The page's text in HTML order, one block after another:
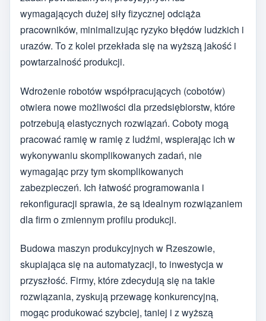
wymagających dużej siły fizycznej odciąża
pracowników, minimalizując ryzyko błędów ludzkich i
urazów. To z kolei przekłada się na wyższą jakość i
powtarzalność produkcji.
Wdrożenie robotów współpracujących (cobotów)
otwiera nowe możliwości dla przedsiębiorstw, które
potrzebują elastycznych rozwiązań. Coboty mogą
pracować ramię w ramię z ludźmi, wspierając ich w
wykonywaniu skomplikowanych zadań, nie
wymagając przy tym skomplikowanych
zabezpieczeń. Ich łatwość programowania i
rekonfiguracji sprawia, że są idealnym rozwiązaniem
dla firm o zmiennym profilu produkcji.
Budowa maszyn produkcyjnych w Rzeszowie,
skupiająca się na automatyzacji, to inwestycja w
przyszłość. Firmy, które zdecydują się na takie
rozwiązania, zyskują przewagę konkurencyjną,
mogąc produkować szybciej, taniej i z wyższą